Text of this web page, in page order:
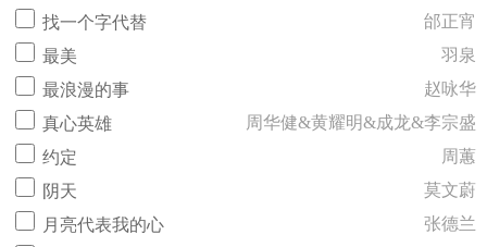
找一个字代替
邰正宵
最美
羽泉
最浪漫的事
赵咏华
真心英雄
周华健&黄耀明&成龙&李宗盛
约定
周蕙
阴天
莫文蔚
月亮代表我的心
张德兰